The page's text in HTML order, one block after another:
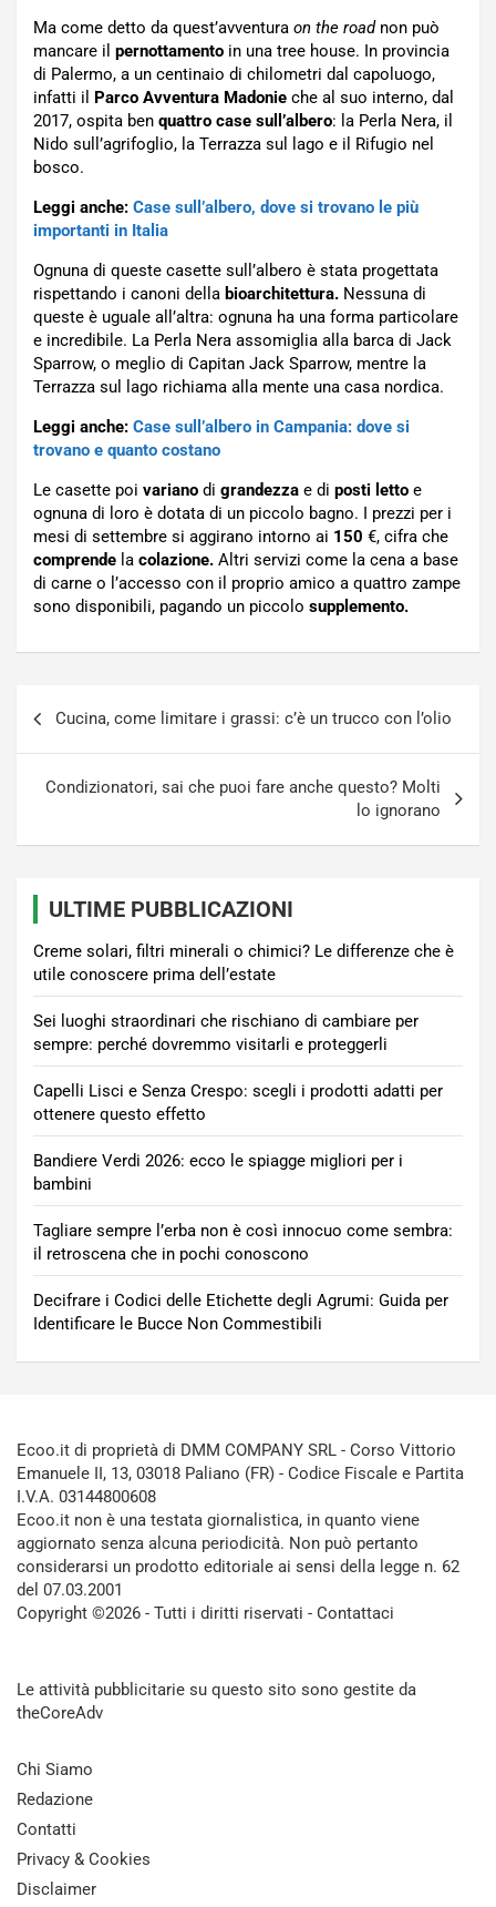
Ma come detto da quest’avventura on the roadnon può
mancare il pernottamento in una tree house. In provincia
di Palermo, a un centinaio di chilometri dal capoluogo,
infatti il
Parco Avventura Madonie che al suo interno, dal
2017, ospita ben quattro case sull’albero: la Perla Nera, il
Nido sull’agrifoglio, la Terrazza sul lago e il Rifugio nel
bosco.
Leggi anche: Case sull’albero, dove si trovano le più
importanti in Italia
Ognuna di queste casette sull’albero è stata progettata
rispettando i canoni della bioarchitettura. Nessuna di
queste è uguale all’altra: ognuna ha una forma particolare
e incredibile. La Perla Nera assomiglia alla barca di Jack
Sparrow, o meglio di Capitan Jack Sparrow, mentre la
Terrazza sul lago richiama alla mente una casa nordica.
Leggi anche: Case sull’albero in Campania: dove si
trovano e quanto costano
Le casette poi variano di grandezza e di posti letto e
ognuna di loro è dotata di un piccolo bagno. I prezzi per i
mesi di settembre si aggirano intorno ai 150 €, cifra che
comprende la colazione. Altri servizi come la cena a base
di carne o l’accesso con il proprio amico a quattro zampe
sono disponibili, pagando un piccolo supplemento.
Cucina, come limitare i grassi: c’è un trucco con l’olio
Condizionatori, sai che puoi fare anche questo? Molti
lo ignorano
ULTIME PUBBLICAZIONI
Creme solari, filtri minerali o chimici? Le differenze che è
utile conoscere prima dell’estate
Sei luoghi straordinari che rischiano di cambiare per
sempre: perché dovremmo visitarli e proteggerli
Capelli Lisci e Senza Crespo: scegli i prodotti adatti per
ottenere questo effetto
Bandiere Verdi 2026: ecco le spiagge migliori per i
bambini
Tagliare sempre l’erba non è così innocuo come sembra:
il retroscena che in pochi conoscono
Decifrare i Codici delle Etichette degli Agrumi: Guida per
Identificare le Bucce Non Commestibili
Ecoo.it di proprietà di DMM COMPANY SRL - Corso Vittorio
Emanuele II, 13, 03018 Paliano (FR) - Codice Fiscale e Partita
I.V.A. 03144800608
Ecoo.it non è una testata giornalistica, in quanto viene
aggiornato senza alcuna periodicità. Non può pertanto
considerarsi un prodotto editoriale ai sensi della legge n. 62
del 07.03.2001
Copyright ©2026 - Tutti i diritti riservati - Contattaci
Le attività pubblicitarie su questo sito sono gestite da
theCoreAdv
Chi Siamo
Redazione
Contatti
Privacy & Cookies
Disclaimer